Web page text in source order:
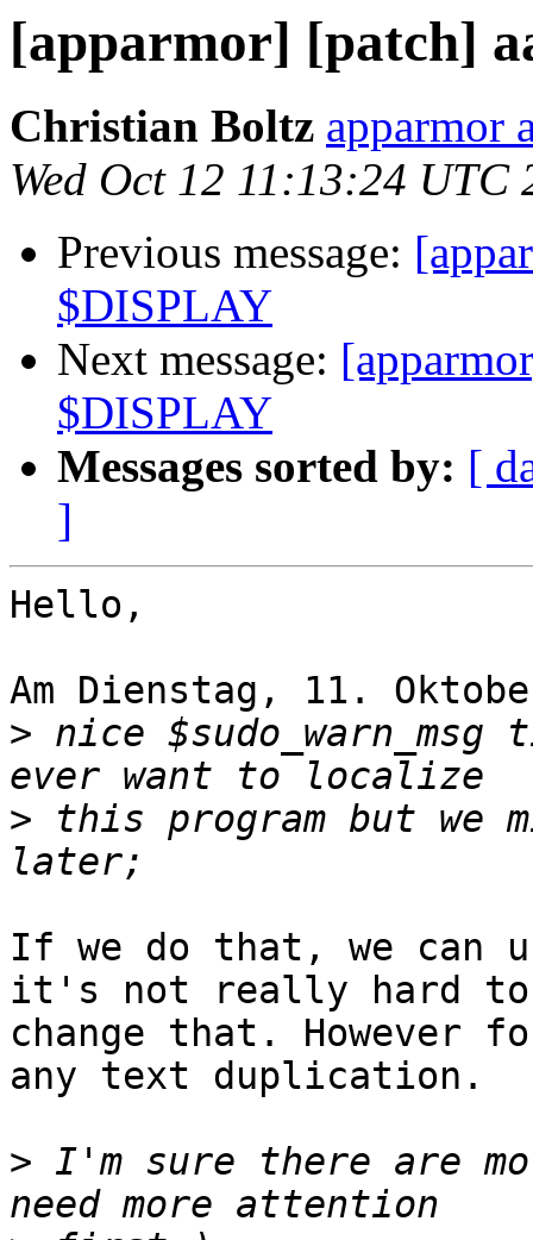
[apparmor] [patch]
Christian Boltz apparmor
Wed Oct 12 11:13:24 UTC
Previous message:
$DISPLAY
Next message:
$DISPLAY
Messages sorted by: [
]
Hello,
Am Dienstag, 11.
> nice
> this program but we
If we do that, we can
it's not really hard
change that. However
any text duplication.
> I'm sure there are